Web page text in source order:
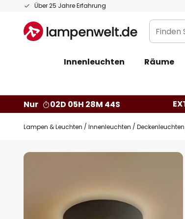
Über 25 Jahre Erfahrung
Zum
springen
Finden
Sie
Leuchte...
Innenleuchten Räume
Nur
02D 05H 28M 43S
Lampen & Leuchten Innenleuchten Deckenleuchten
Zum